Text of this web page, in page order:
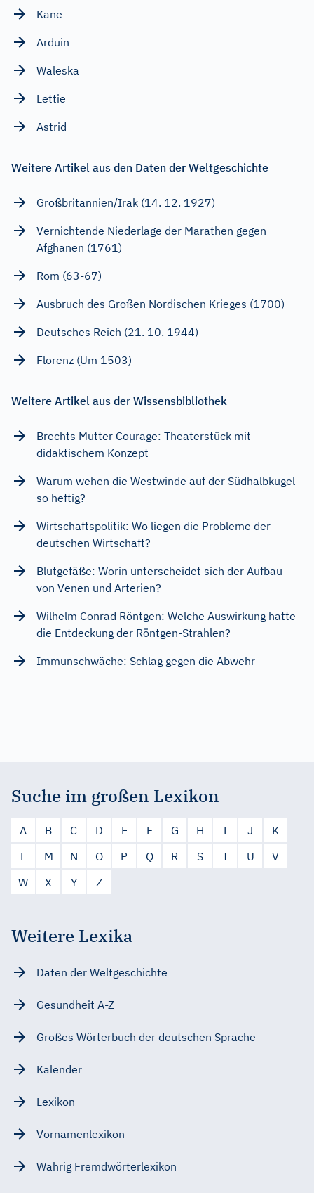
Kane
Arduin
Waleska
Lettie
Astrid
Weitere Artikel aus den Daten der Weltgeschichte
Großbritannien/Irak (14. 12. 1927)
Vernichtende Niederlage der Marathen gegen
Afghanen (1761)
Rom (63-67)
Ausbruch des Großen Nordischen Krieges (1700)
Deutsches Reich (21. 10. 1944)
Florenz (Um 1503)
Weitere Artikel aus der Wissensbibliothek
Brechts Mutter Courage: Theaterstück mit
didaktischem Konzept
Warum wehen die Westwinde auf der Südhalbkugel
so heftig?
Wirtschaftspolitik: Wo liegen die Probleme der
deutschen Wirtschaft?
Blutgefäße: Worin unterscheidet sich der Aufbau
von Venen und Arterien?
Wilhelm Conrad Röntgen: Welche Auswirkung hatte
die Entdeckung der Röntgen-Strahlen?
Immunschwäche: Schlag gegen die Abwehr
Suche im großen Lexikon
A B C D E F G H I J
K
L
M N O P Q R S T U
V
W
X Y Z
Weitere Lexika
Daten der Weltgeschichte
Gesundheit A-Z
Großes Wörterbuch der deutschen Sprache
Kalender
Lexikon
Vornamenlexikon
Wahrig Fremdwörterlexikon